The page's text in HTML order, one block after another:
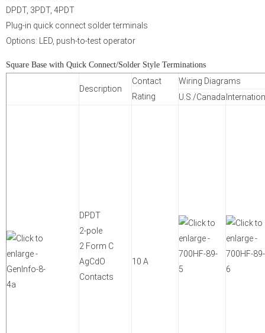
DPDT, 3PDT, 4PDT
Plug-in quick connect solder terminals
Options: LED, push-to-test operator
Square Base with Quick Connect/Solder Style Terminations
Description
Contact
Rating
Wiring Diagrams
U.S./Canada
DPDT
2-pole
2 Form C
AgCdO
Contacts
10 A